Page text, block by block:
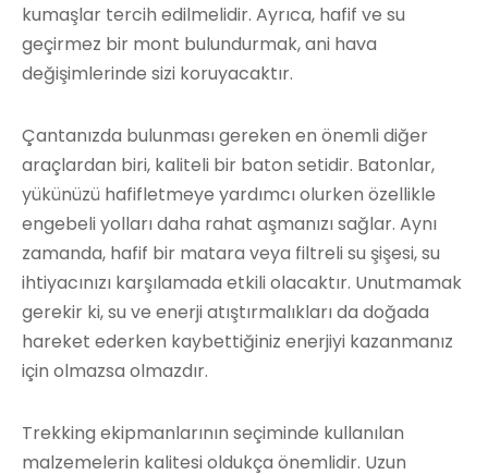
kumaşlar tercih edilmelidir. Ayrıca, hafif ve su
geçirmez bir mont bulundurmak, ani hava
değişimlerinde sizi koruyacaktır.
Çantanızda bulunması gereken en önemli diğer
araçlardan biri, kaliteli bir baton setidir. Batonlar,
yükünüzü hafifletmeye yardımcı olurken özellikle
engebeli yolları daha rahat aşmanızı sağlar. Aynı
zamanda, hafif bir matara veya filtreli su şişesi, su
ihtiyacınızı karşılamada etkili olacaktır. Unutmamak
gerekir ki, su ve enerji atıştırmalıkları da doğada
hareket ederken kaybettiğiniz enerjiyi kazanmanız
için olmazsa olmazdır.
Trekking ekipmanlarının seçiminde kullanılan
malzemelerin kalitesi oldukça önemlidir. Uzun